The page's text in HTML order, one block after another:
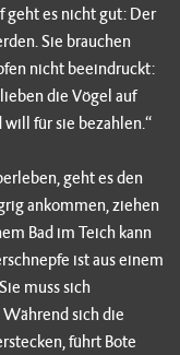
es nicht gut: Der
Sie brauchen
nicht beeindruckt:
die Vögel auf
will für sie bezahlen.“
geht es den
ankommen, ziehen
Bad im Teich kann
ist aus einem
muss sich
sich die
führt Bote